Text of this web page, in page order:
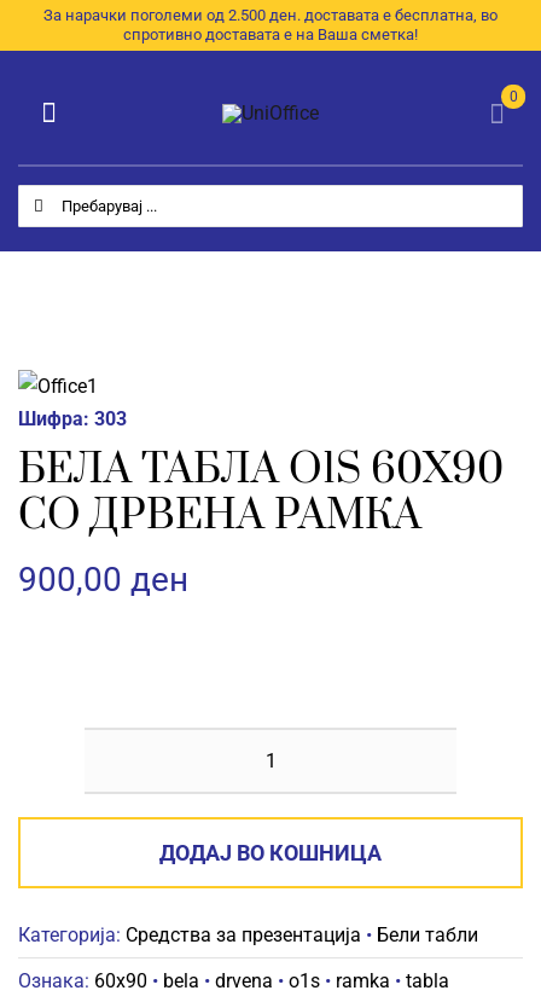
to
За нарачки поголеми од 2.500 ден. доставата е бесплатна, во
спротивно доставата е на Ваша сметка!
Search
for:
0
Toggle
Navigation
Категории
Почетна
E-Каталог
Контакт
Шифра: 303
БЕЛА ТАБЛА O1S 60X90
СО ДРВЕНА РАМКА
900,00 ден
O1S
ДРВЕНА
РАМКА
ДОДАЈ ВО КОШНИЦА
Категорија: Средства за презентација • Бели табли
Ознака: 60x90 • bela • drvena • o1s• ramka • tabla